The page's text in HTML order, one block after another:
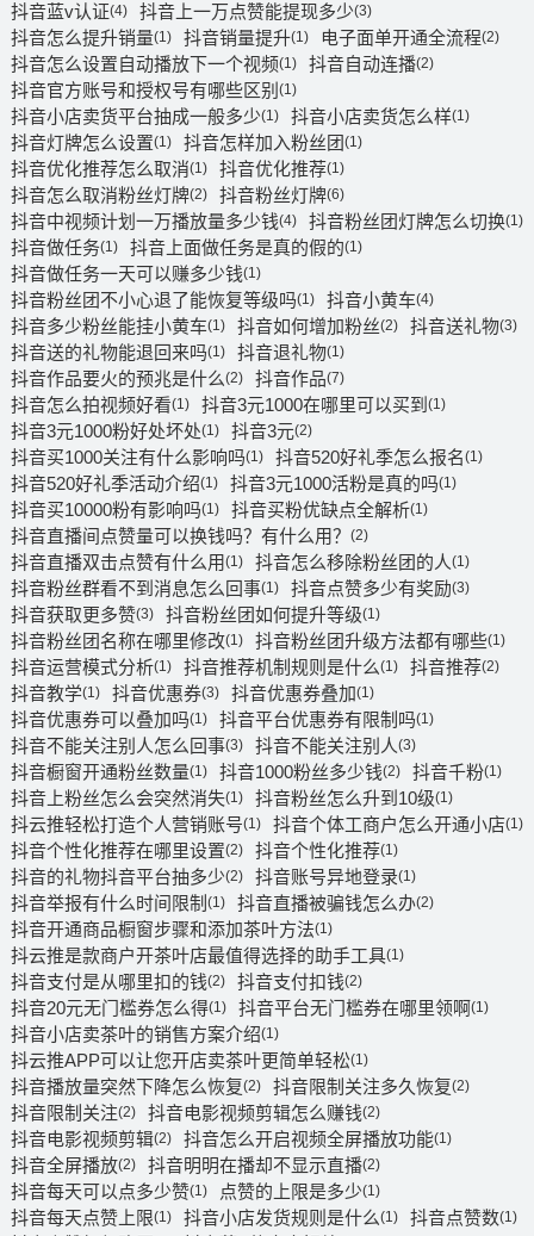
抖音蓝v认证(4) 抖音上一万点赞能提现多少(3)
抖音怎么提升销量(1) 抖音销量提升(1) 电子面单开通全流程(2)
抖音怎么设置自动播放下一个视频(1) 抖音自动连播(2)
抖音官方账号和授权号有哪些区别 (1)
抖音小店卖货平台抽成一般多少(1) 抖音小店卖货怎么样(1)
抖音灯牌怎么设置(1) 抖音怎样加入粉丝团(1)
抖音优化推荐怎么取消(1) 抖音优化推荐(1)
抖音怎么取消粉丝灯牌(2) 抖音粉丝灯牌(6)
抖音中视频计划一万播放量多少钱(4) 抖音粉丝团灯牌怎么切换(1)
抖音做任务(1) 抖音上面做任务是真的假的(1)
抖音做任务一天可以赚多少钱(1)
抖音粉丝团不小心退了能恢复等级吗(1) 抖音小黄车(4)
抖音多少粉丝能挂小黄车(1) 抖音如何增加粉丝(2) 抖音送礼物(3)
抖音送的礼物能退回来吗(1) 抖音退礼物(1)
抖音作品要火的预兆是什么(2) 抖音作品(7)
抖音怎么拍视频好看(1) 抖音3元1000在哪里可以买到 (1)
抖音3元1000粉好处坏处(1) 抖音3元(2)
抖音买1000关注有什么影响吗(1) 抖音520好礼季怎么报名(1)
抖音520好礼季活动介绍(1) 抖音3元1000活粉是真的吗(1)
抖音买10000粉有影响吗(1) 抖音买粉优缺点全解析(1)
抖音直播间点赞量可以换钱吗？有什么用？ (2)
抖音直播双击点赞有什么用(1) 抖音怎么移除粉丝团的人(1)
抖音粉丝群看不到消息怎么回事(1) 抖音点赞多少有奖励(3)
抖音获取更多赞(3) 抖音粉丝团如何提升等级(1)
抖音粉丝团名称在哪里修改(1) 抖音粉丝团升级方法都有哪些(1)
抖音运营模式分析(1) 抖音推荐机制规则是什么(1) 抖音推荐(2)
抖音教学(1) 抖音优惠券(3) 抖音优惠券叠加(1)
抖音优惠券可以叠加吗(1) 抖音平台优惠券有限制吗(1)
抖音不能关注别人怎么回事(3) 抖音不能关注别人(3)
抖音橱窗开通粉丝数量(1) 抖音1000粉丝多少钱(2) 抖音千粉(1)
抖音上粉丝怎么会突然消失(1) 抖音粉丝怎么升到10级(1)
抖云推轻松打造个人营销账号(1) 抖音个体工商户怎么开通小店(1)
抖音个性化推荐在哪里设置(2) 抖音个性化推荐(1)
抖音的礼物抖音平台抽多少(2) 抖音账号异地登录(1)
抖音举报有什么时间限制 (1) 抖音直播被骗钱怎么办(2)
抖音开通商品橱窗步骤和添加茶叶方法(1)
抖云推是款商户开茶叶店最值得选择的助手工具(1)
抖音支付是从哪里扣的钱(2) 抖音支付扣钱(2)
抖音20元无门槛券怎么得(1) 抖音平台无门槛券在哪里领啊(1)
抖音小店卖茶叶的销售方案介绍(1)
抖云推APP可以让您开店卖茶叶更简单轻松(1)
抖音播放量突然下降怎么恢复(2) 抖音限制关注多久恢复(2)
抖音限制关注(2) 抖音电影视频剪辑怎么赚钱(2)
抖音电影视频剪辑(2) 抖音怎么开启视频全屏播放功能(1)
抖音全屏播放(2) 抖音明明在播却不显示直播(2)
抖音每天可以点多少赞(1) 点赞的上限是多少(1)
抖音每天点赞上限(1) 抖音小店发货规则是什么(1) 抖音点赞数(1)